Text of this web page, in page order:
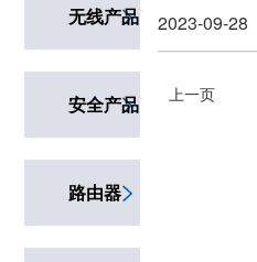
交换机
无线产品
安全产品
路由器
2023-09-28
上一页